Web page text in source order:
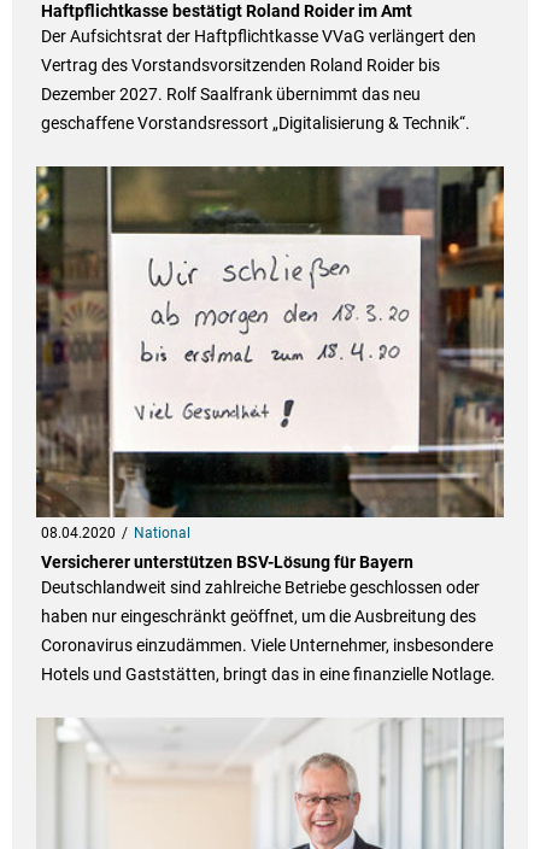
Haftpflichtkasse bestätigt Roland Roider im Amt
Der Aufsichtsrat der Haftpflichtkasse VVaG verlängert den
Vertrag des Vorstandsvorsitzenden Roland Roider bis
Dezember 2027. Rolf Saalfrank übernimmt das neu
geschaffene Vorstandsressort „Digitalisierung & Technik“.
08.04.2020 National
Versicherer unterstützen BSV-Lösung für Bayern
Deutschlandweit sind zahlreiche Betriebe geschlossen oder
haben nur eingeschränkt geöffnet, um die Ausbreitung des
Coronavirus einzudämmen. Viele Unternehmer, insbesondere
Hotels und Gaststätten, bringt das in eine finanzielle Notlage.